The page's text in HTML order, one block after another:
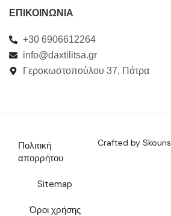
ΕΠΙΚΟΙΝΩΝΙΑ
+30 6906612264
info@daxtilitsa.gr
Γεροκωστοπούλου 37, Πάτρα
Πολιτική
απορρήτου
Sitemap
Όροι χρήσης
Crafted by Skouris.